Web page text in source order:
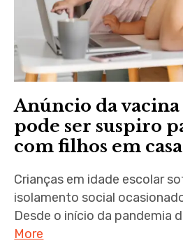
Anúncio da
pode ser suspiro
com filhos em casa
Crianças em idade escolar
isolamento social
Desde o início da pandemia
More